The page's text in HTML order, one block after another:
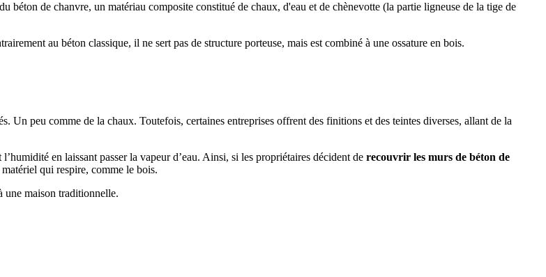
béton de chanvre, un matériau composite constitué de chaux, d'eau et de chènevotte (la partie ligneuse de la tige de
au béton classique, il ne sert pas de structure porteuse, mais est combiné à une ossature en bois.
Un peu comme de la chaux. Toutefois, certaines entreprises offrent des finitions et des teintes diverses, allant de la
en laissant passer la vapeur d’eau. Ainsi, si les propriétaires décident de recouvrir les murs de béton de
qui respire, comme le bois.
une maison traditionnelle.